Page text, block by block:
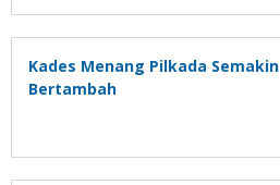
Kades Menang Pilkada Semakin
Bertambah